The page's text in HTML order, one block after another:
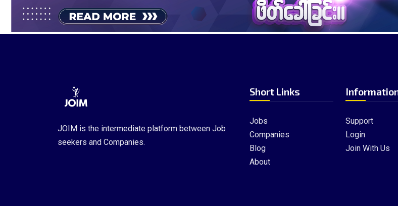
JOIM is the intermediate platform between Job
seekers and Companies.
Short Links
Jobs
Companies
Blog
About
Support
Login
Join With Us